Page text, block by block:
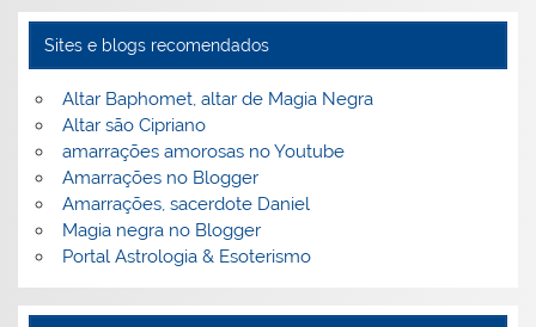
Sites e blogs recomendados
Altar Baphomet, altar de Magia Negra
Altar são Cipriano
amarrações amorosas no Youtube
Amarrações no Blogger
Amarrações, sacerdote Daniel
Magia negra no Blogger
Portal Astrologia & Esoterismo